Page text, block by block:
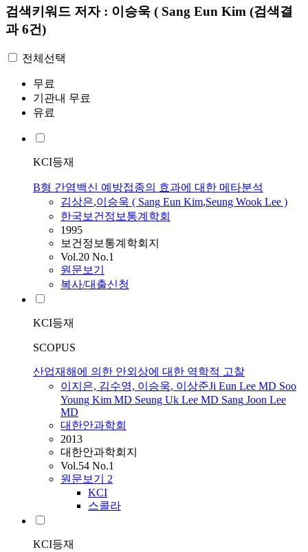
검색키워드 저자 : 이승욱 ( Sang Eun Kim (검색결
과 6건)
전체선택
무료
기관내 무료
유료
KCI등재
B형 간염백신 예방접종의 효과에 대한 메타분석
김상은,이승욱 ( Sang Eun Kim,Seung Wook Lee )
한국보건정보통계학회
1995
보건정보통계학회지
Vol.20 No.1
원문보기
복사/대출신청
KCI등재
SCOPUS
산업재해에 의한 안외상에 대한 역학적 고찰
이지은, 김수영, 이승욱, 이상준Ji Eun Lee MD Soo
Young Kim MD Seung Uk Lee MD Sang Joon Lee
MD
대한안과학회
2013
대한안과학회지
Vol.54 No.1
원문보기 2
KCI
스콜라
KCI등재